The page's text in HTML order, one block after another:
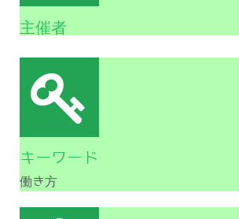
主催者
キーワード
働き方